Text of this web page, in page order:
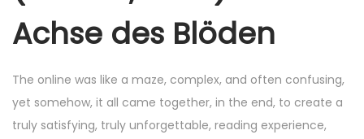
Achse des Blöden
The online was like a maze, complex, and often confusing,
yet somehow, it all came together, in the end, to create a
truly satisfying, truly unforgettable, reading experience,